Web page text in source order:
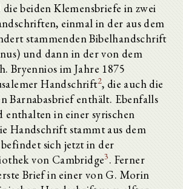
beiden Klemensbriefe in zwei
einmal in der aus dem
stammenden Bibelhandschrift
und dann in der von dem
Bryennios im Jahre 1875
Handschrift2, die auch die
Barnabasbrief enthält. Ebenfalls
enthalten in einer syrischen
Handschrift stammt aus dem
sich jetzt in der
von Cambridge3. Ferner
Brief in einer von G. Morin